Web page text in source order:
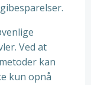
Ved at
kan
kun opnå